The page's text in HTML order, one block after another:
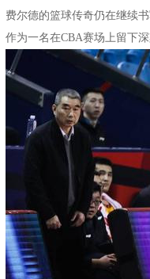
费尔德的篮球传奇仍在继续
作为一名在CBA赛场上留下